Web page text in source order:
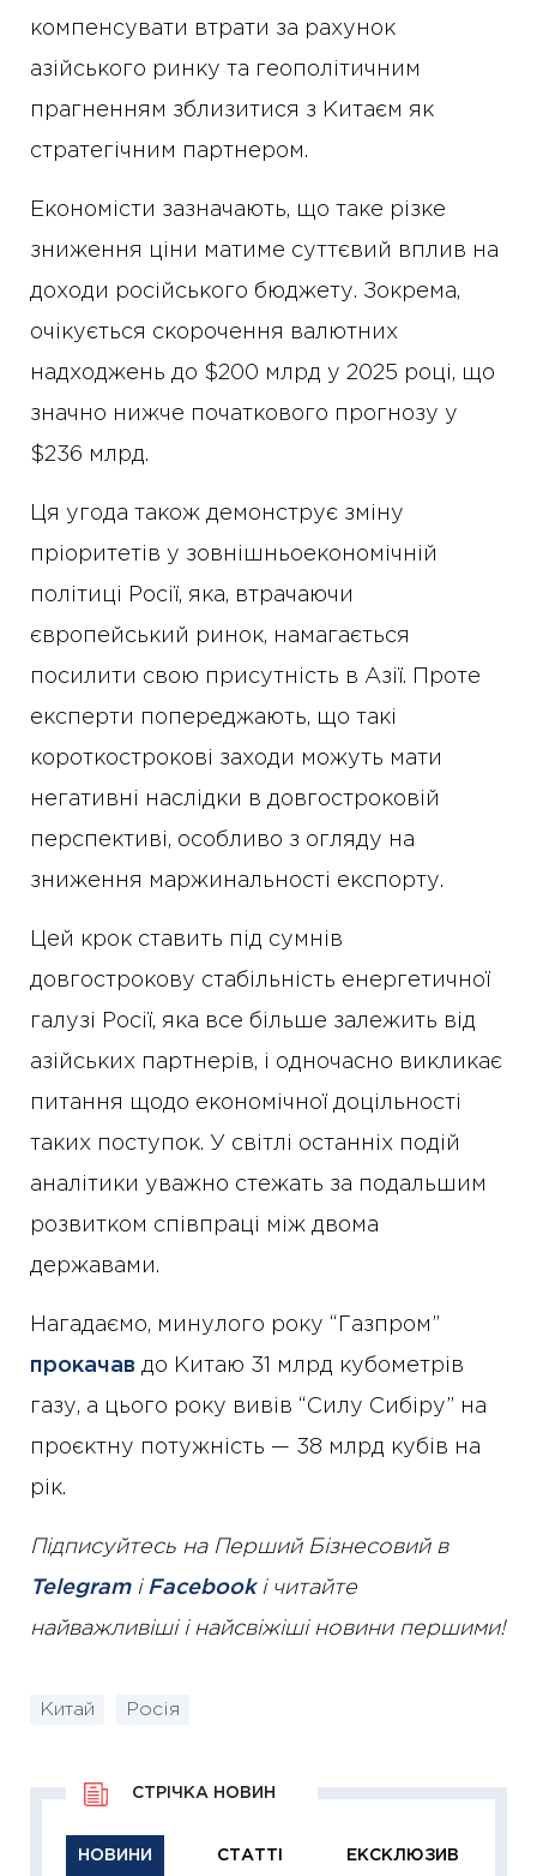
компенсувати втрати за рахунок
азійського ринку та геополітичним
прагненням зблизитися з Китаєм як
стратегічним партнером.
Економісти зазначають, що таке різке
зниження ціни матиме суттєвий вплив на
доходи російського бюджету. Зокрема,
очікується скорочення валютних
надходжень до $200 млрд у 2025 році, що
значно нижче початкового прогнозу у
$236 млрд.
Ця угода також демонструє зміну
пріоритетів у зовнішньоекономічній
політиці Росії, яка, втрачаючи
європейський ринок, намагається
посилити свою присутність в Азії. Проте
експерти попереджають, що такі
короткострокові заходи можуть мати
негативні наслідки в довгостроковій
перспективі, особливо з огляду на
зниження маржинальності експорту.
Цей крок ставить під сумнів
довгострокову стабільність енергетичної
галузі Росії, яка все більше залежить від
азійських партнерів, і одночасно викликає
питання щодо економічної доцільності
таких поступок. У світлі останніх подій
аналітики уважно стежать за подальшим
розвитком співпраці між двома
державами.
Нагадаємо, минулого року “Газпром”
прокачав до Китаю 31 млрд кубометрів
газу, а цього року вивів “Силу Сибіру” на
проєктну потужність — 38 млрд кубів на
рік.
Підписуйтесь на Перший Бізнесовий в
Telegramі Facebookі читайте
найважливіші і найсвіжіші новини першими!
Китай Росія
НОВИНИ СТАТТІ ЕКСКЛЮЗИВ
СТРІЧКА НОВИН